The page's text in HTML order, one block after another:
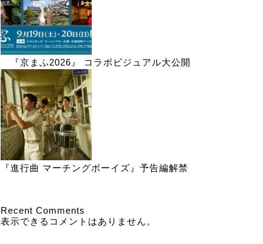
『京まふ2026』 コラボビジュアル大公開
『進行曲 マーチングボーイズ』予告編解禁
Recent Comments
表示できるコメントはありません。